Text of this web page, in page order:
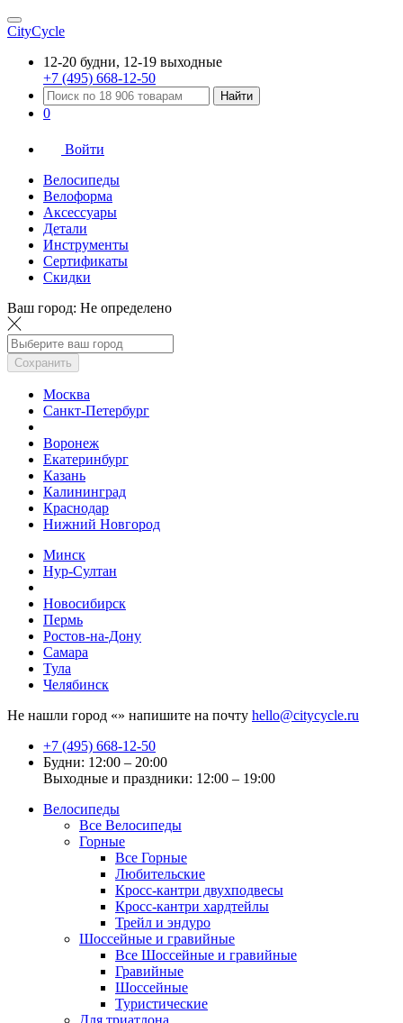
CityCycle
12-20 будни, 12-19 выходные
+7 (495) 668-12-50
Найти
0
Войти
Велосипеды
Велоформа
Аксессуары
Детали
Инструменты
Сертификаты
Скидки
Ваш город: Не определено
Сохранить
Москва
Санкт-Петербург
Воронеж
Екатеринбург
Казань
Калининград
Краснодар
Нижний Новгород
Минск
Нур-Султан
Новосибирск
Пермь
Ростов-на-Дону
Самара
Тула
Челябинск
Не нашли город «» напишите на почту hello@citycycle.ru
+7 (495) 668-12-50
Будни: 12:00 – 20:00
Выходные и праздники: 12:00 – 19:00
Велосипеды
Все Велосипеды
Горные
Все Горные
Любительские
Кросс-кантри двухподвесы
Кросс-кантри хардтейлы
Трейл и эндуро
Шоссейные и гравийные
Все Шоссейные и гравийные
Гравийные
Шоссейные
Туристические
Для триатлона